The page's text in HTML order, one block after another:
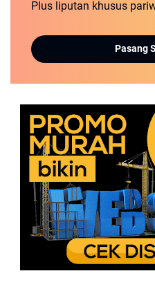
Plus liputan khusus
Pasang